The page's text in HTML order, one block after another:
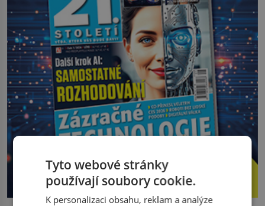
Tyto webové stránky
používají soubory cookie.
K personalizaci obsahu, reklam a analýze